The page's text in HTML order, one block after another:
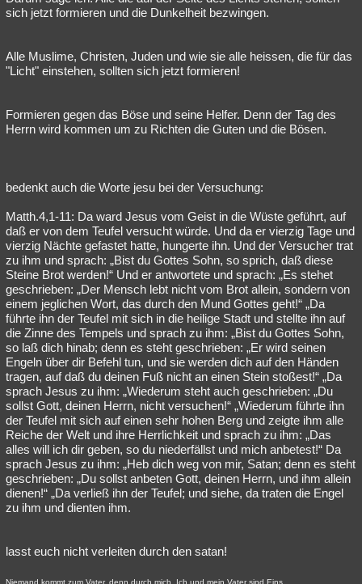
sich jetzt formieren und die Dunkelheit bezwingen.
Alle Muslime, Christen, Juden und wie sie alle heissen, die für das
"Licht" einstehen, sollten sich jetzt formieren!
Formieren gegen das Böse und seine Helfer. Denn der Tag des
Herrn wird kommen um zu Richten die Guten und die Bösen.
bedenkt auch die Worte jesu bei der Versuchung:
Matth.4,1-11: Da ward Jesus vom Geist in die Wüste geführt, auf
daß er von dem Teufel versucht würde. Und da er vierzig Tage und
vierzig Nächte gefastet hatte, hungerte ihn. Und der Versucher trat
zu ihm und sprach: „Bist du Gottes Sohn, so sprich, daß diese
Steine Brot werden!“ Und er antwortete und sprach: „Es stehet
geschrieben: „Der Mensch lebt nicht vom Brot allein, sondern von
einem jeglichen Wort, das durch den Mund Gottes geht!“ „Da
führte ihn der Teufel mit sich in die heilige Stadt und stellte ihn auf
die Zinne des Tempels und sprach zu ihm: „Bist du Gottes Sohn,
so laß dich hinab; denn es steht geschrieben: „Er wird seinen
Engeln über dir Befehl tun, und sie werden dich auf den Händen
tragen, auf daß du deinen Fuß nicht an einen Stein stoßest!“ „Da
sprach Jesus zu ihm: „Wiederum steht auch geschrieben: „Du
sollst Gott, deinen Herrn, nicht versuchen!“ „Wiederum führte ihn
der Teufel mit sich auf einen sehr hohen Berg und zeigte ihm alle
Reiche der Welt und ihre Herrlichkeit und sprach zu ihm: „Das
alles will ich dir geben, so du niederfällst und mich anbetest!“ Da
sprach Jesus zu ihm: „Heb dich weg von mir, Satan; denn es steht
geschrieben: „Du sollst anbeten Gott, deinen Herrn, und ihm allein
dienen!“ „Da verließ ihn der Teufel; und siehe, da traten die Engel
zu ihm und dienten ihm.
lasst euch nicht verleiten durch den satan!
Niemand kommt zum Vater, denn durch mich. Ich und mein Vater sind Eins.